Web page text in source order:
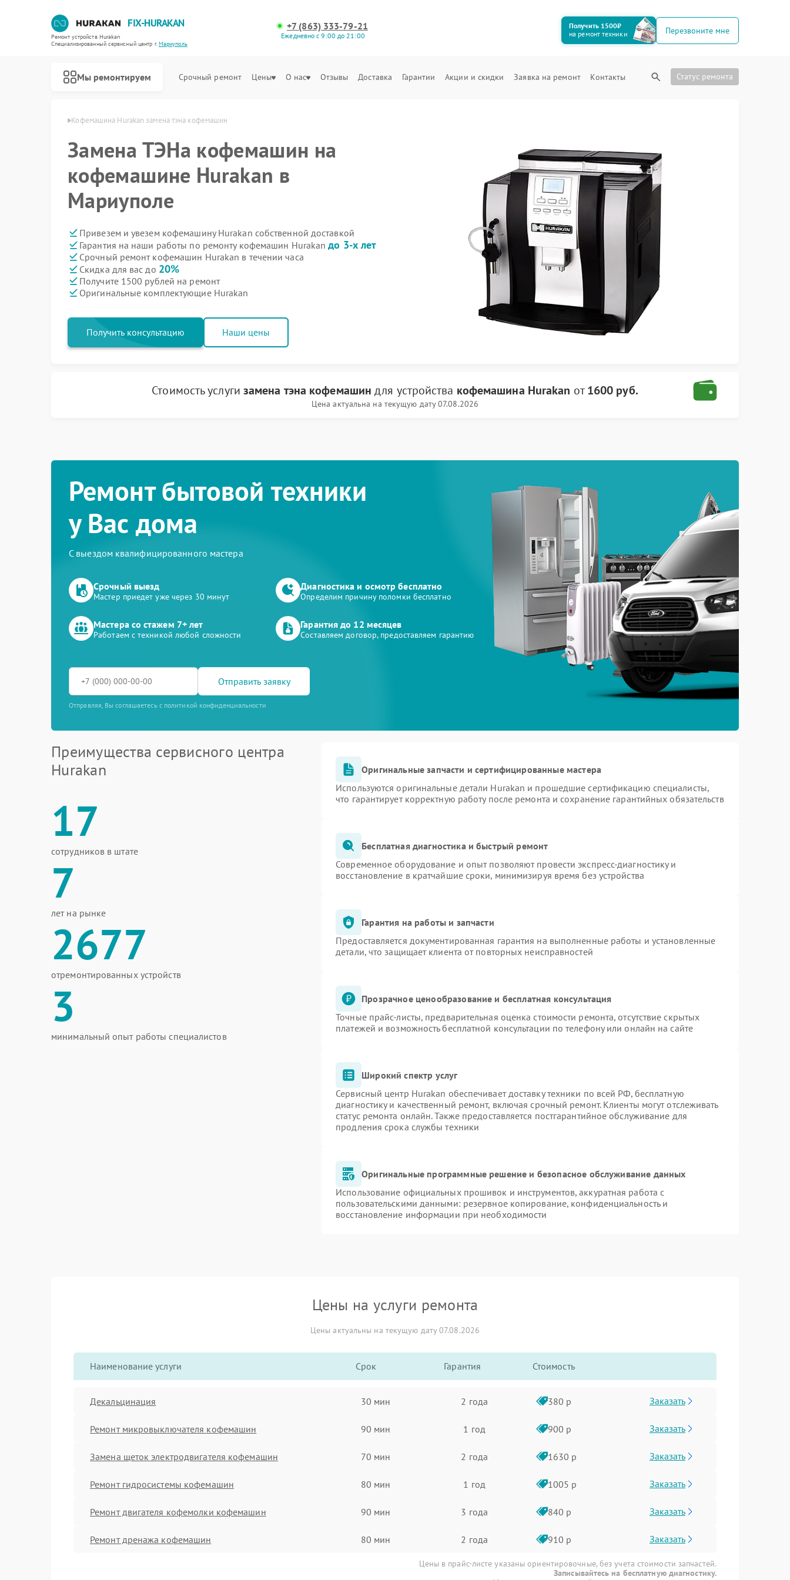
FIX-HURAKAN
Ремонт устройств Hurakan
Специализированный cервисный центр г.Мариуполь
+7 (863) 333-79-21
Ежедневно с 9:00 до 21:00
Получить 1500₽
на ремонт техники
Перезвоните мне
Мы ремонтируем Срочный ремонт Цены О нас Отзывы Доставка Гарантии Акции и скидки Заявка на ремонт Контакты Статус ремонта
в Мариуполе Кофемашина Hurakan замена тэна кофемашин
Замена ТЭНа кофемашин на
кофемашине Hurakan в
Мариуполе
Привезем и увезем кофемашину Hurakan собственной доставкой
Гарантия на наши работы по ремонту кофемашин Hurakanдо 3-х лет
Срочный ремонт кофемашин Hurakan в течении часа
Скидка для вас до 20%
Получите 1500 рублей на ремонт
Оригинальные комплектующие Hurakan
Получить консультацию Наши цены
Стоимость услуги замена тэна кофемашин для устройства кофемашина Hurakan от1600 руб.
Цена актуальна на текущую дату 07.08.2026
Ремонт бытовой техники
у Вас дома
С выездом квалифицированного мастера
Срочный выезд
Мастер приедет уже через 30 минут
Диагностика и осмотр бесплатно
Определим причину поломки бесплатно
Мастера со стажем 7+ лет
Работаем с техникой любой сложности
Гарантия до 12 месяцев
Составляем договор, предоставляем гарантию
Отправить заявку
Отправляя, Вы соглашаетесь с политикой конфиденциальности
Преимущества сервисного центра
Hurakan
17
сотрудников в штате
7
лет на рынке
2677
отремонтированных устройств
3
минимальный опыт работы специалистов
Оригинальные запчасти и сертифицированные мастера
Используются оригинальные детали Hurakan и прошедшие сертификацию специалисты,
что гарантирует корректную работу после ремонта и сохранение гарантийных обязательств
Бесплатная диагностика и быстрый ремонт
Современное оборудование и опыт позволяют провести экспресс-диагностику и
восстановление в кратчайшие сроки, минимизируя время без устройства
Гарантия на работы и запчасти
Предоставляется документированная гарантия на выполненные работы и установленные
детали, что защищает клиента от повторных неисправностей
Прозрачное ценообразование и бесплатная консультация
Точные прайс-листы, предварительная оценка стоимости ремонта, отсутствие скрытых
платежей и возможность бесплатной консультации по телефону или онлайн на сайте
Широкий спектр услуг
Сервисный центр Hurakan обеспечивает доставку техники по всей РФ, бесплатную
диагностику и качественный ремонт, включая срочный ремонт. Клиенты могут отслеживать
статус ремонта онлайн. Также предоставляется постгарантийное обслуживание для
продления срока службы техники
Оригинальные программные решение и безопасное обслуживание данных
Использование официальных прошивок и инструментов, аккуратная работа с
пользовательскими данными: резервное копирование, конфиденциальность и
восстановление информации при необходимости
Цены на услуги ремонта
Цены актуальны на текущую дату 07.08.2026
Наименование услуги Срок Гарантия Стоимость
Декальцинация 30 мин 2 года 380 р Заказать
Ремонт микровыключателя кофемашин 90 мин 1 год 900 р Заказать
Замена щеток электродвигателя кофемашин 70 мин 2 года 1630 р Заказать
Ремонт гидросистемы кофемашин 80 мин 1 год 1005 р Заказать
Ремонт двигателя кофемолки кофемашин 90 мин 3 года 840 р Заказать
Ремонт дренажа кофемашин 80 мин 2 года 910 р Заказать
Цены в прайс-листе указаны ориентировочные, без учета стоимости запчастей.
Записывайтесь на бесплатную диагностику.